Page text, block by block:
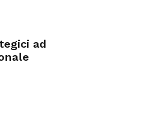
ad